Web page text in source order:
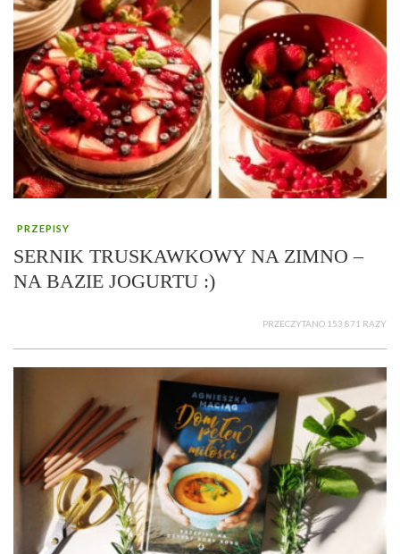
PRZEPISY
SERNIK TRUSKAWKOWY NA ZIMNO –
NA BAZIE JOGURTU :)
PRZECZYTANO 153 871 RAZY